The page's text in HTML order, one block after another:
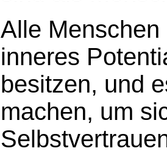
Alle
inneres
besitzen, und
machen, um